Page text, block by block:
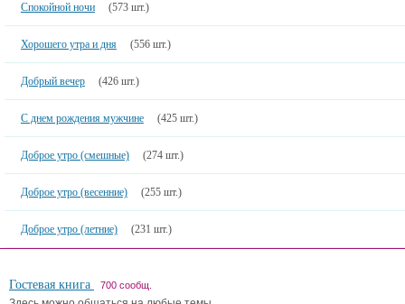
Спокойной ночи (573 шт.)
Хорошего утра и дня (556 шт.)
Добрый вечер (426 шт.)
С днем рождения мужчине (425 шт.)
Доброе утро (смешные) (274 шт.)
Доброе утро (весенние) (255 шт.)
Доброе утро (летние) (231 шт.)
Гостевая книга 700 сообщ.